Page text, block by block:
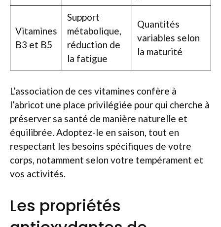
Vitamines
B3 et B5
Support
métabolique,
réduction de
la fatigue
Quantités
variables selon
la maturité
L’association de ces vitamines confère à
l’abricot une place privilégiée pour qui cherche à
préserver sa santé de manière naturelle et
équilibrée. Adoptez-le en saison, tout en
respectant les besoins spécifiques de votre
corps, notamment selon votre tempérament et
vos activités.
Les propriétés